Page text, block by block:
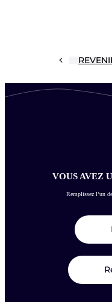
VOUS AVEZ
Remplissez l’un